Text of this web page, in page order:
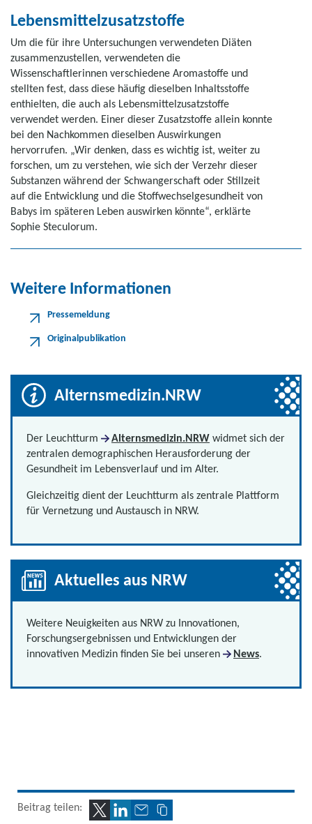
Lebensmittelzusatzstoffe
Um die für ihre Untersuchungen verwendeten Diäten
zusammenzustellen, verwendeten die
Wissenschaftlerinnen verschiedene Aromastoffe und
stellten fest, dass diese häufig dieselben Inhaltsstoffe
enthielten, die auch als Lebensmittelzusatzstoffe
verwendet werden. Einer dieser Zusatzstoffe allein konnte
bei den Nachkommen dieselben Auswirkungen
hervorrufen. „Wir denken, dass es wichtig ist, weiter zu
forschen, um zu verstehen, wie sich der Verzehr dieser
Substanzen während der Schwangerschaft oder Stillzeit
auf die Entwicklung und die Stoffwechselgesundheit von
Babys im späteren Leben auswirken könnte“, erklärte
Sophie Steculorum.
Weitere Informationen
Pressemeldung
Originalpublikation
Alternsmedizin.NRW
Der Leuchtturm Alternsmedizin.NRW widmet sich der
zentralen demographischen Herausforderung der
Gesundheit im Lebensverlauf und im Alter.
Gleichzeitig dient der Leuchtturm als zentrale Plattform
für Vernetzung und Austausch in NRW.
Aktuelles aus NRW
Weitere Neuigkeiten aus NRW zu Innovationen,
Forschungsergebnissen und Entwicklungen der
innovativen Medizin finden Sie bei unseren
News.
Beitrag teilen: